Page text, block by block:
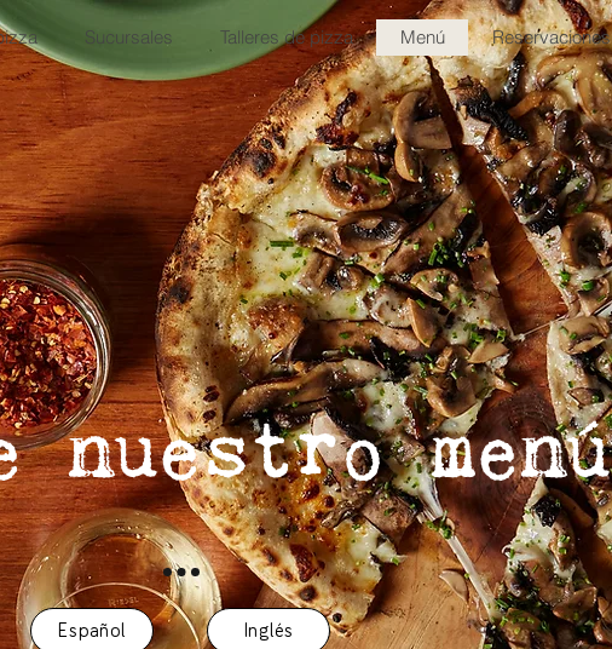
Sucursales Talleres de pizza Menú Reservaciones
nuestro menú
Español Inglés